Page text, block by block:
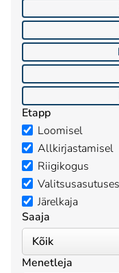
Etapp
Loomisel
Allkirjastamisel
Riigikogus
Valitsusasutuses
Järelkaja
Saaja
Menetleja